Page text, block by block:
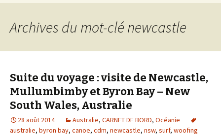
Archives du mot-clé newcastle
Suite du voyage : visite de Newcastle,
Mullumbimby et Byron Bay – New
South Wales, Australie
28 août 2014 Australie, CARNET DE BORD, Océanie
australie, byron bay, canoe, cdm, newcastle, nsw, surf, woofing